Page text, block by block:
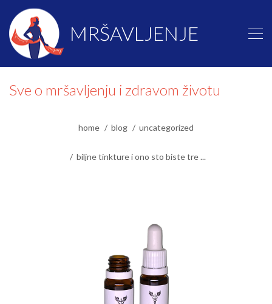
MRŠAVLJENJE
Sve o mršavljenju i zdravom životu
home blog uncategorized
biljne tinkture i ono sto biste tre ...